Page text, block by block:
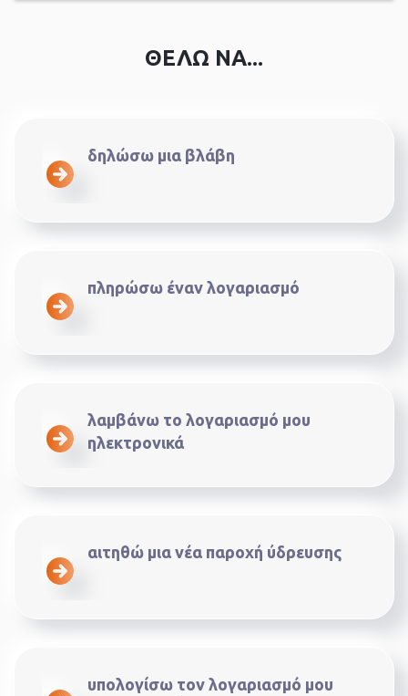
ΘΕΛΩ ΝΑ...
δηλώσω μια βλάβη
πληρώσω έναν λογαριασμό
λαμβάνω το λογαριασμό μου
ηλεκτρονικά
αιτηθώ μια νέα παροχή ύδρευσης
υπολογίσω τον λογαριασμό μου